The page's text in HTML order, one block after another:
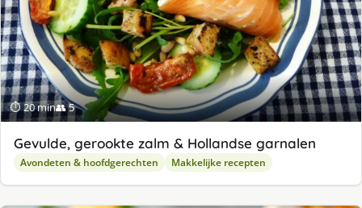
⏱ 20 min👥 5
Gevulde, gerookte zalm & Hollandse garnalen
Avondeten & hoofdgerechten Makkelijke recepten